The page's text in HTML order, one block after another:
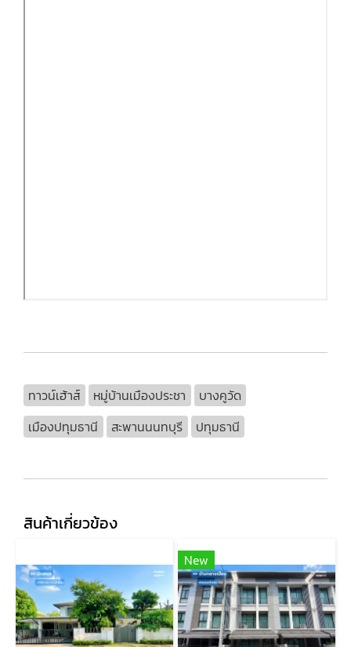
ทาวน์เฮ้าส์ หมู่บ้านเมืองประชา
บางคูวัด
เมืองปทุมธานี
สะพานนนทบุรี ปทุมธานี
สินค้าเกี่ยวข้อง
New